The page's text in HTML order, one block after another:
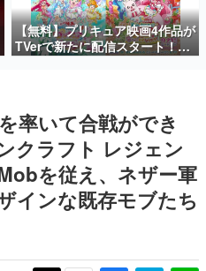
！ ページビュー数万以上！ などな
れた、電ファミ渾身の“殿堂入り”記
ーの方々に製作時のエピソードをお
いけない。『赫本』は、〈試験問題〉
小説集です。
ーム市場を担う若きクリエイター達
【無料】プリキュア映画4作品が
TVerで新たに配信スタート！な
んと2018年～2024年の映画ほぼ
率いて合戦ができ
クラフト レジェン
を従え、ネザー軍
インな既存モブたち